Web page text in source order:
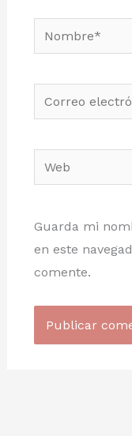
Nombre*
Correo
electrónico*
Web
Guarda mi
en este
comente.